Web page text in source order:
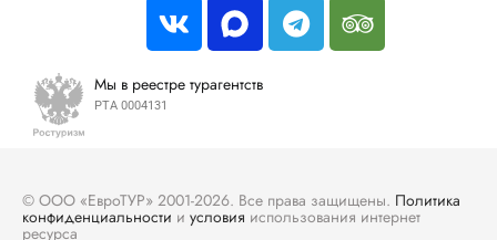
Мы в реестре турагентств
РТА 0004131
© ООО «ЕвроТУР» 2001-2026. Все права защищены. Политика
конфиденциальности и условия использования интернет
ресурса